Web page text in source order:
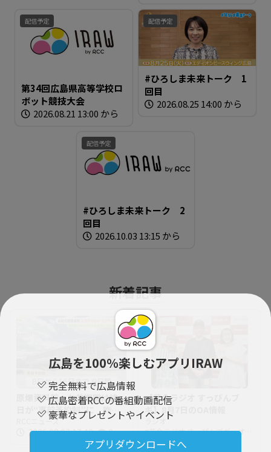
広島を100％楽しむアプリIRAW
完全無料で広島情報
広島密着RCCの番組動画配信
豪華なプレゼントやイベント
アプリダウンロードへ
配信予定
第34回広島県高等学校ロ
ボット競技大会
2026.08.21 13:00 から
配信予定
#ひろしま未来トーク 1
回目
2026.08.25 14:00 から
配信予定
#ひろしま未来トーク 2
回目
2026.10.03 13:15 から
新着記事
原爆資料館 お盆期間は終
日が“事前予約制”に 昨夏
の大混雑受け初の試み 8日
から16日まで 広島
RCCニュース
2026.08.07 17:40 0
【花金ラジオ すっぴんブ
ギ】8月7日のOA情報
ラジオ
花金ラジオ すっぴんブギ オン
エア情報
2026.08.07 17:04